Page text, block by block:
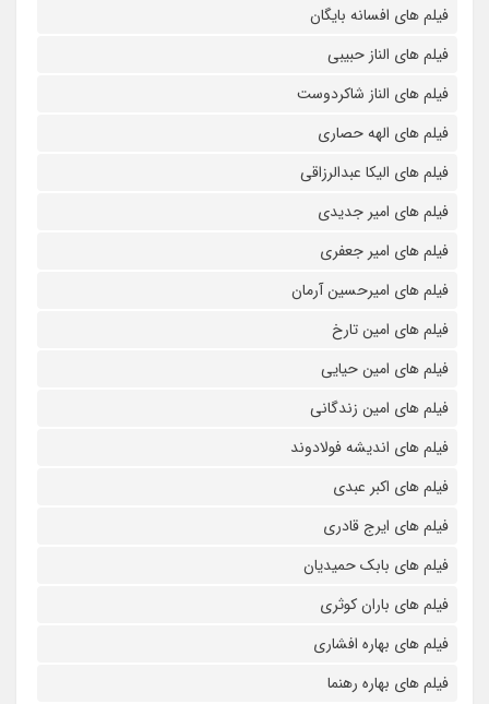
فیلم های افسانه بایگان
فیلم های الناز حبیبی
فیلم های الناز شاکردوست
فیلم های الهه حصاری
فیلم های الیکا عبدالرزاقی
فیلم های امیر جدیدی
فیلم های امیر جعفری
فیلم های امیرحسین آرمان
فیلم های امین تارخ
فیلم های امین حیایی
فیلم های امین زندگانی
فیلم های اندیشه فولادوند
فیلم های اکبر عبدی
فیلم های ایرج قادری
فیلم های بابک حمیدیان
فیلم های باران کوثری
فیلم های بهاره افشاری
فیلم های بهاره رهنما